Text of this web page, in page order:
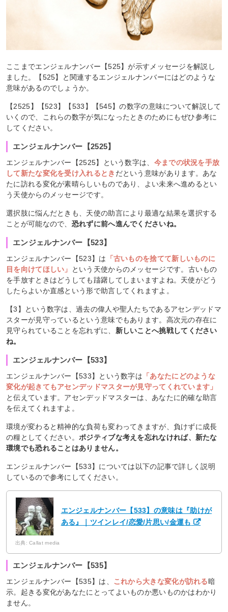
ここまでエンジェルナンバー【525】が示すメッセージを解説し
ました。【525】と関連するエンジェルナンバーにはどのような
意味があるのでしょうか。
【2525】【523】【533】【545】の数字の意味について解説して
いくので、これらの数字が気になったときのためにもぜひ参考に
してください。
エンジェルナンバー【2525】
エンジェルナンバー【2525】という数字は、 今までの状況を手放
して新たな変化を受け入れるとき だという意味があります。あな
たに訪れる変化が素晴らしいものであり、よい未来へ進めるとい
う天使からのメッセージです。
選択肢に悩んだときも、天使の助言により最適な結果を選択する
ことが可能なので、 恐れずに前へ進んでくださいね。
エンジェルナンバー【523】
エンジェルナンバー【523】は 「古いものを捨てて新しいものに
目を向けてほしい」
という天使からのメッセージです。古いもの
を手放すときはどうしても躊躇してしまいますよね。天使がどう
したらよいか直感という形で助言してくれますよ。
【3】という数字は、過去の偉人や聖人たちであるアセンデッドマ
スターが見守っているという意味でもあります。高次元の存在に
見守られていることを忘れずに、 新しいことへ挑戦してください
ね。
エンジェルナンバー【533】
エンジェルナンバー【533】という数字は 「あなたにどのような
変化が起きてもアセンデッドマスターが見守ってくれています」
と伝えています。アセンデッドマスターは、あなたに的確な助言
を伝えてくれますよ。
環境が変わると精神的な負荷も変わってきますが、負けずに成長
の糧としてください。 ポジティブな考えを忘れなければ、新たな
環境でも恐れることはありません。
エンジェルナンバー【533】については以下の記事で詳しく説明
しているので参考にしてください。
エンジェルナンバー【533】の意味は『助けが
ある』｜ツインレイ/恋愛/片思い/金運も
出典: Callat media
エンジェルナンバー【535】
エンジェルナンバー【535】は、 これから大きな変化が訪れる暗
示。起きる変化があなたにとってよいものか悪いものかはわかり
ません。